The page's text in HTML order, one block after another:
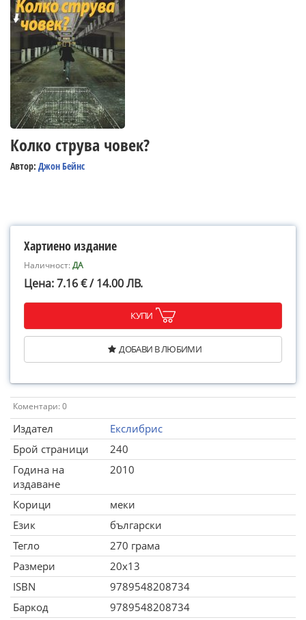
Колко струва човек?
Автор: Джон Бейнс
Хартиено издание
Наличност:ДА
Цена: 7.16 € / 14.00 ЛВ.
КУПИ
ДОБАВИ В ЛЮБИМИ
Коментари: 0
Издател
Екслибрис
Брой страници
240
Година на
издаване
2010
Корици
меки
Език
български
Тегло
270 грама
Размери
20x13
ISBN
9789548208734
Баркод
9789548208734